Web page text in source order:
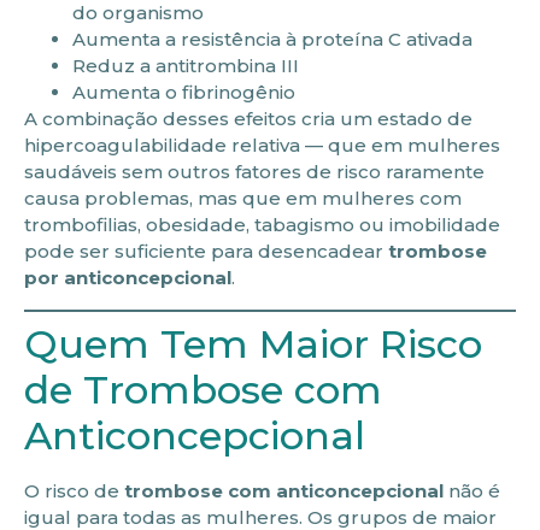
do organismo
Aumenta a resistência à proteína C ativada
Reduz a antitrombina III
Aumenta o fibrinogênio
A combinação desses efeitos cria um estado de
hipercoagulabilidade relativa — que em mulheres
saudáveis sem outros fatores de risco raramente
causa problemas, mas que em mulheres com
trombofilias, obesidade, tabagismo ou imobilidade
pode ser suficiente para desencadear trombose
por anticoncepcional.
Quem Tem Maior Risco
de Trombose com
Anticoncepcional
O risco de trombose com anticoncepcional não é
igual para todas as mulheres. Os grupos de maior